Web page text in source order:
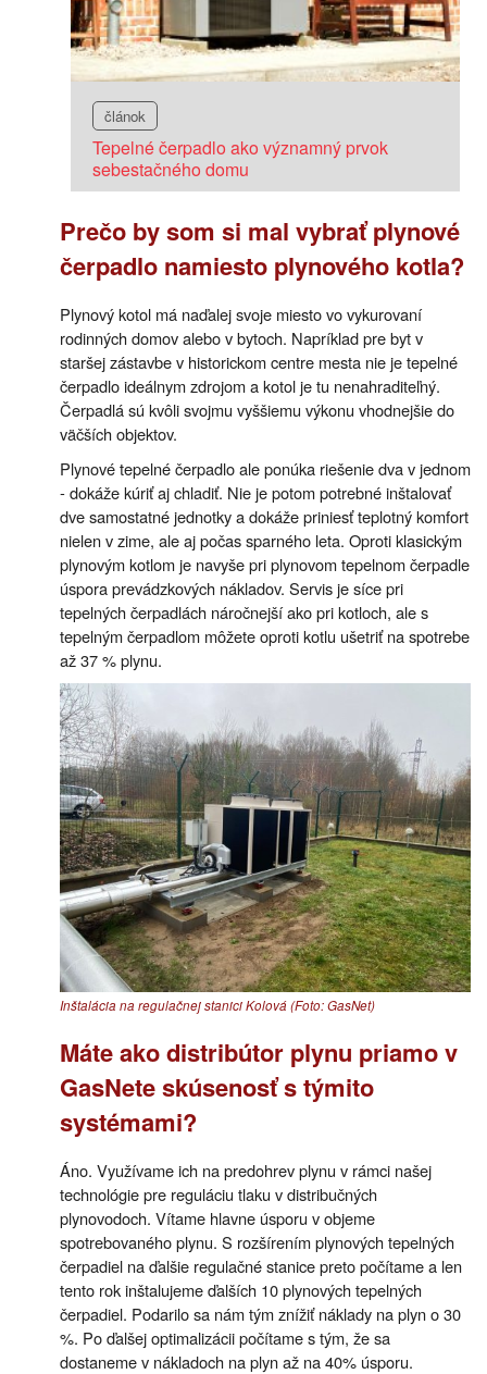
článok
Tepelné čerpadlo ako významný prvok
sebestačného domu
Prečo by som si mal vybrať plynové
čerpadlo namiesto plynového kotla?
Plynový kotol má naďalej svoje miesto vo vykurovaní
rodinných domov alebo v bytoch. Napríklad pre byt v
staršej zástavbe v historickom centre mesta nie je tepelné
čerpadlo ideálnym zdrojom a kotol je tu nenahraditeľný.
Čerpadlá sú kvôli svojmu vyššiemu výkonu vhodnejšie do
väčších objektov.
Plynové tepelné čerpadlo ale ponúka riešenie dva v jednom
- dokáže kúriť aj chladiť. Nie je potom potrebné inštalovať
dve samostatné jednotky a dokáže priniesť teplotný komfort
nielen v zime, ale aj počas sparného leta. Oproti klasickým
plynovým kotlom je navyše pri plynovom tepelnom čerpadle
úspora prevádzkových nákladov. Servis je síce pri
tepelných čerpadlách náročnejší ako pri kotloch, ale s
tepelným čerpadlom môžete oproti kotlu ušetriť na spotrebe
až 37 % plynu.
Inštalácia na regulačnej stanici Kolová (Foto: GasNet)
Máte ako distribútor plynu priamo v
GasNete skúsenosť s týmito
systémami?
Áno. Využívame ich na predohrev plynu v rámci našej
technológie pre reguláciu tlaku v distribučných
plynovodoch. Vítame hlavne úsporu v objeme
spotrebovaného plynu. S rozšírením plynových tepelných
čerpadiel na ďalšie regulačné stanice preto počítame a len
tento rok inštalujeme ďalších 10 plynových tepelných
čerpadiel. Podarilo sa nám tým znížiť náklady na plyn o 30
%. Po ďalšej optimalizácii počítame s tým, že sa
dostaneme v nákladoch na plyn až na 40% úsporu.